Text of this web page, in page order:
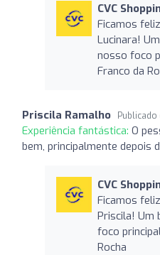
CVC
Ficamos
Lucinara!
nosso foco
Franco da
Priscila Ramalho Publicado
Experiência fantástica: O
bem, principalmente depois
CVC
Ficamos
Priscila! Um
foco
Rocha